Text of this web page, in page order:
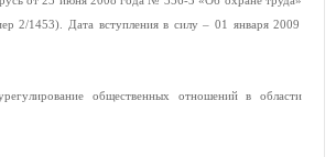
2/1453). Дата вступления в силу – 01 января 2009
общественных отношений в области